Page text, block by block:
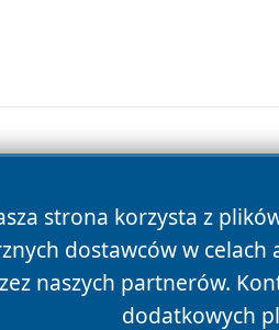
strona korzysta z
dostawców w
naszych partnerów.
dodatkowych